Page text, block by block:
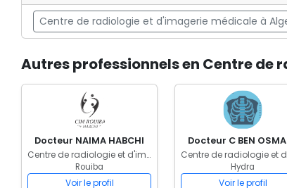
Centre de radiologie et d'imagerie médicale à
Autres professionnels en Centre de
Docteur NAIMA HABCHI
Centre de radiologie et d'imagerie médicale
Rouiba
Voir le profil
Docteur C BEN
Hydra
Voir le profil